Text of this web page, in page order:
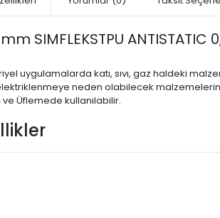
SIMFLEKSTPU
uygulamalarda katı, sıvı, gaz haldeki
neden olabilecek
Üflemede kullanılabilir.